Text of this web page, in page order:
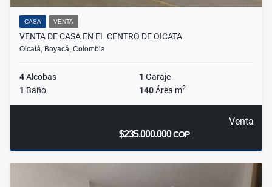
CASA VENTA
VENTA DE CASA EN EL CENTRO DE OICATA
Oicatá, Boyacá, Colombia
4Alcobas 1 Garaje
1 Baño 140Área m2
Venta
$235.000.000COP